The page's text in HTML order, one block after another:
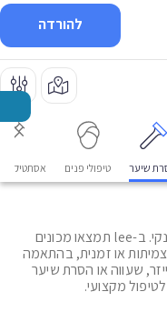
להורדה
שיער טיפולי פנים אסתטיקה
הסרת שיער היא דרך מצוינת להשיג עור חלק ונקי. ב-lee תמצאו מכונים
או זמנית, בהתאמה
שעווה או הסרת שיער
מקצועי.